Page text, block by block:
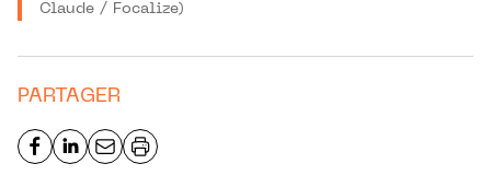
Claude / Focalize)
PARTAGER